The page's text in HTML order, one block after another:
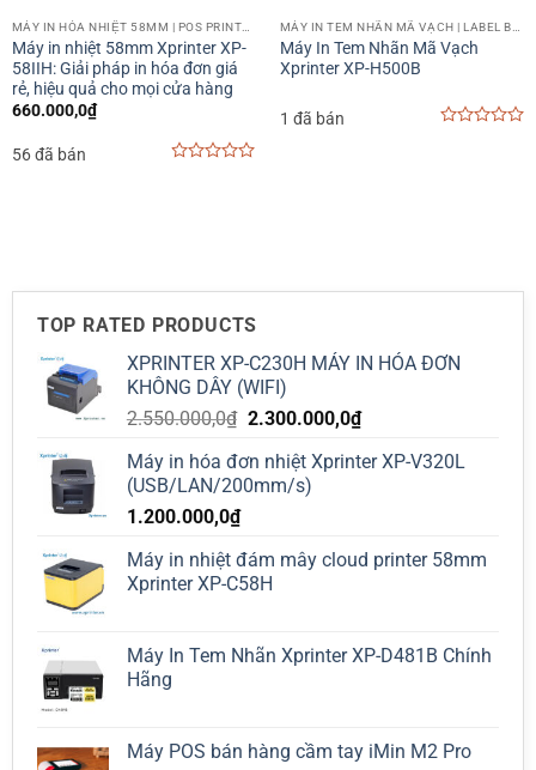
Máy in nhiệt 58mm Xprinter XP-
58IIH: Giải pháp in hóa đơn giá
rẻ, hiệu quả cho mọi cửa hàng
660.000,0₫
56 đã bán
Máy In Tem Nhãn Mã Vạch
Xprinter XP-H500B
1 đã bán
TOP RATED PRODUCTS
XPRINTER XP-C230H MÁY IN HÓA ĐƠN
KHÔNG DÂY (WIFI)
2.550.000,0₫ Giá
là:
2.550.000,0₫.
2.300.000,0₫Giá
tại
Máy in hóa đơn nhiệt Xprinter XP-V320L
(USB/LAN/200mm/s)
1.200.000,0₫
Máy in nhiệt đám mây cloud printer 58mm
Xprinter XP-C58H
Máy In Tem Nhãn Xprinter XP-D481B Chính
Hãng
Máy POS bán hàng cầm tay iMin M2 Pro